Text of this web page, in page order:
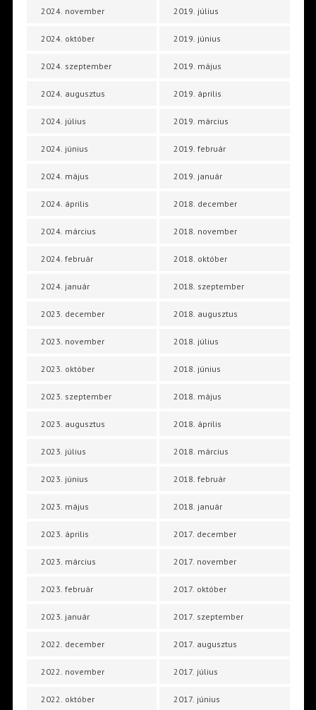
2024. november
2024. október
2024. szeptember
2024. augusztus
2024. július
2024. június
2024. május
2024. április
2024. március
2024. február
2024. január
2023. december
2023. november
2023. október
2023. szeptember
2023. augusztus
2023. július
2023. június
2023. május
2023. április
2023. március
2023. február
2023. január
2022. december
2022. november
2022. október
2019. július
2019. június
2019. május
2019. április
2019. március
2019. február
2019. január
2018. december
2018. november
2018. október
2018. szeptember
2018. augusztus
2018. július
2018. június
2018. május
2018. április
2018. március
2018. február
2018. január
2017. december
2017. november
2017. október
2017. szeptember
2017. augusztus
2017. július
2017. június